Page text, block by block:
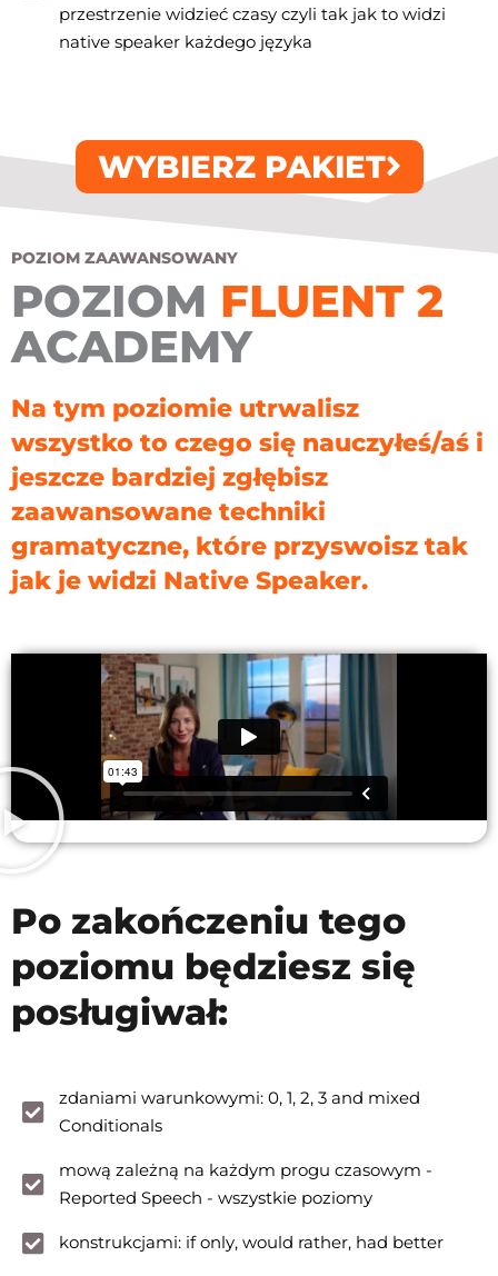
przestrzenie widzieć czasy czyli tak jak to widzi
native speaker każdego języka
WYBIERZ PAKIET
POZIOM ZAAWANSOWANY
POZIOM FLUENT 2
ACADEMY
Na tym poziomie utrwalisz
wszystko to czego się nauczyłeś/aś i
jeszcze bardziej zgłębisz
zaawansowane techniki
gramatyczne, które przyswoisz tak
jak je widzi Native Speaker.
Po zakończeniu tego
poziomu będziesz się
posługiwał:
zdaniami warunkowymi: 0, 1, 2, 3 and mixed
Conditionals
mową zależną na każdym progu czasowym -
Reported Speech - wszystkie poziomy
konstrukcjami: if only, would rather, had better